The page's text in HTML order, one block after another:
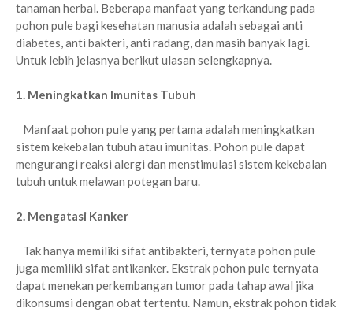
tanaman herbal. Beberapa manfaat yang terkandung pada
pohon pule bagi kesehatan manusia adalah sebagai anti
diabetes, anti bakteri, anti radang, dan masih banyak lagi.
Untuk lebih jelasnya berikut ulasan selengkapnya.
1. Meningkatkan Imunitas Tubuh
Manfaat pohon pule yang pertama adalah meningkatkan
sistem kekebalan tubuh atau imunitas. Pohon pule dapat
mengurangi reaksi alergi dan menstimulasi sistem kekebalan
tubuh untuk melawan potegan baru.
2. Mengatasi Kanker
Tak hanya memiliki sifat antibakteri, ternyata pohon pule
juga memiliki sifat antikanker. Ekstrak pohon pule ternyata
dapat menekan perkembangan tumor pada tahap awal jika
dikonsumsi dengan obat tertentu. Namun, ekstrak pohon tidak